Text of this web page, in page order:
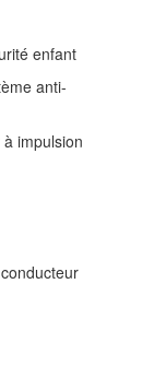
enfant
anti-
impulsion